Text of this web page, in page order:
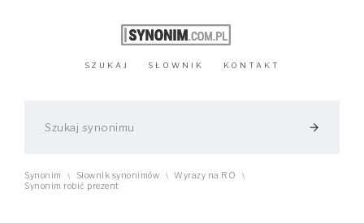
SZUKAJ SŁOWNIK KONTAKT
arrow_forward
Synonim \ Słownik synonimów \ Wyrazy na RO \
Synonim robić prezent